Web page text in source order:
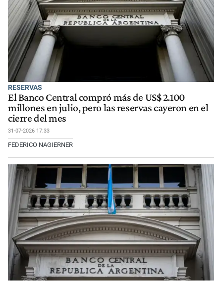
RESERVAS
El Banco Central compró más de US$ 2.100
millones en julio, pero las reservas cayeron en el
cierre del mes
31-07-2026 17:33
FEDERICO NAGIERNER